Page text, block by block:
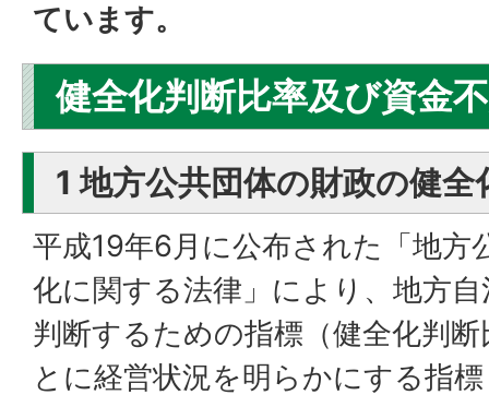
ています。
健全化判断比率及び資金
1 地方公共団体の財政の健
平成19年6月に公布された「地方
化に関する法律」により、地方
判断するための指標（健全化判
とに経営状況を明らかにする指